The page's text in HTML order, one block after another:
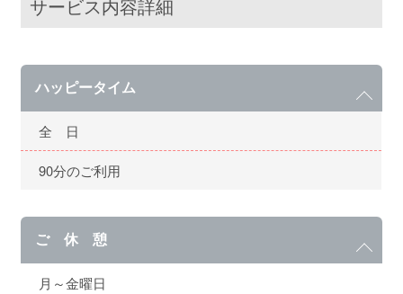
サービス内容詳細
ハッピータイム
全 日
90分のご利用
ご 休 憩
月～金曜日